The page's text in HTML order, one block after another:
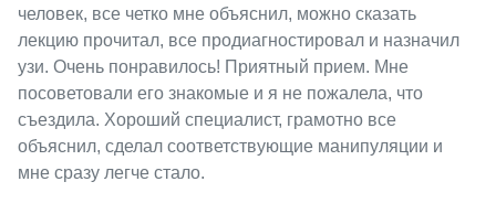
человек, все четко мне объяснил, можно сказать
лекцию прочитал, все продиагностировал и назначил
узи. Очень понравилось! Приятный прием. Мне
посоветовали его знакомые и я не пожалела, что
съездила. Хороший специалист, грамотно все
объяснил, сделал соответствующие манипуляции и
мне сразу легче стало.